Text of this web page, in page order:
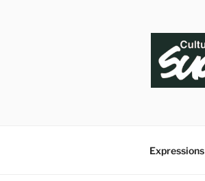
Expressions